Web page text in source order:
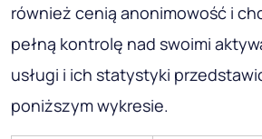
również cenią anonimowość i
pełną kontrolę nad swoimi
usługi i ich statystyki
poniższym wykresie.